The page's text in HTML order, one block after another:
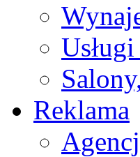
Reklama